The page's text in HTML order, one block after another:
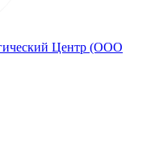
Центр (ООО